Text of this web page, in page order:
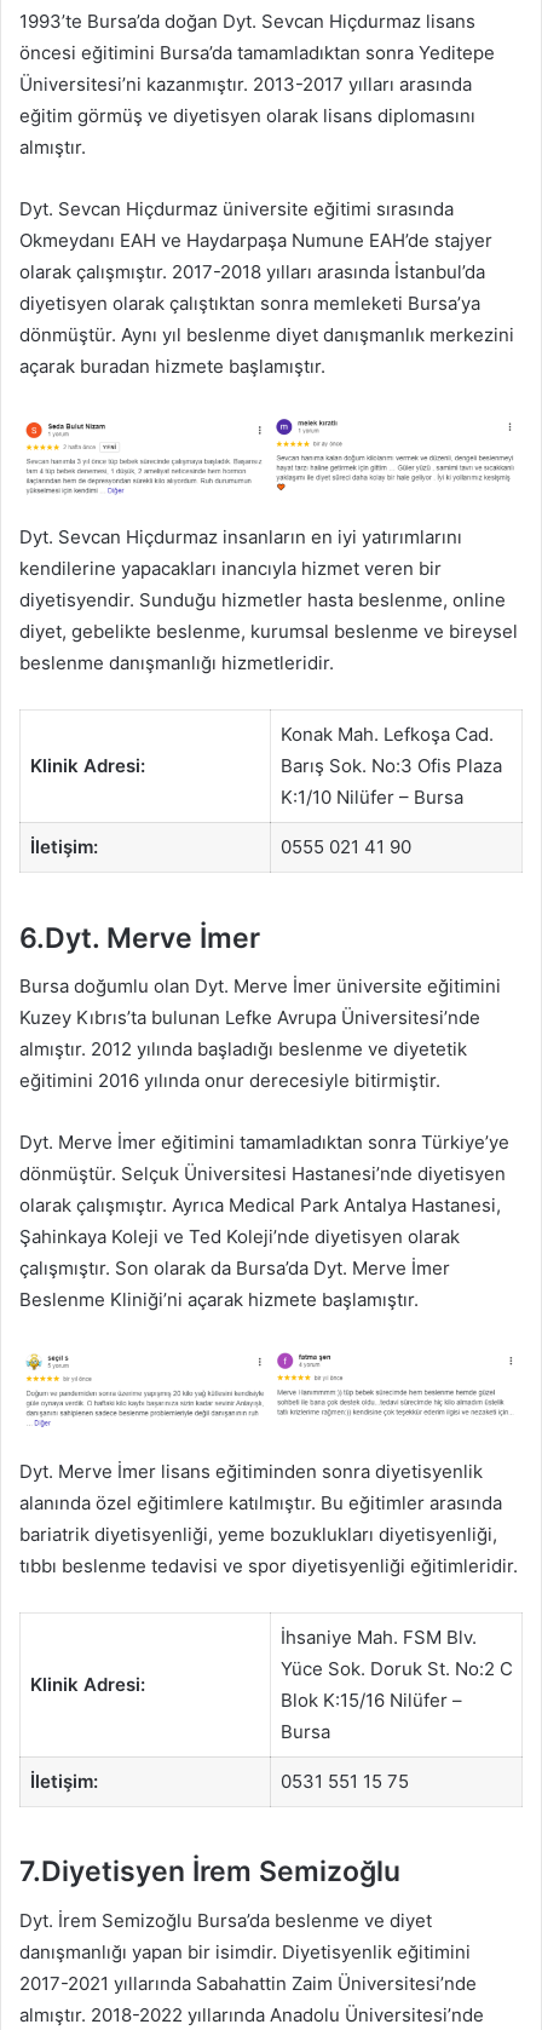
1993’te Bursa’da doğan Dyt. Sevcan Hiçdurmaz lisans
öncesi eğitimini Bursa’da tamamladıktan sonra Yeditepe
Üniversitesi’ni kazanmıştır. 2013-2017 yılları arasında
eğitim görmüş ve diyetisyen olarak lisans diplomasını
almıştır.
Dyt. Sevcan Hiçdurmaz üniversite eğitimi sırasında
Okmeydanı EAH ve Haydarpaşa Numune EAH’de stajyer
olarak çalışmıştır. 2017-2018 yılları arasında İstanbul’da
diyetisyen olarak çalıştıktan sonra memleketi Bursa’ya
dönmüştür. Aynı yıl beslenme diyet danışmanlık merkezini
açarak buradan hizmete başlamıştır.
Dyt. Sevcan Hiçdurmaz insanların en iyi yatırımlarını
kendilerine yapacakları inancıyla hizmet veren bir
diyetisyendir. Sunduğu hizmetler hasta beslenme, online
diyet, gebelikte beslenme, kurumsal beslenme ve bireysel
beslenme danışmanlığı hizmetleridir.
Klinik Adresi:
Konak Mah. Lefkoşa Cad.
Barış Sok. No:3 Ofis Plaza
K:1/10 Nilüfer – Bursa
İletişim: 0555 021 41 90
6.Dyt. Merve İmer
Bursa doğumlu olan Dyt. Merve İmer üniversite eğitimini
Kuzey Kıbrıs’ta bulunan Lefke Avrupa Üniversitesi’nde
almıştır. 2012 yılında başladığı beslenme ve diyetetik
eğitimini 2016 yılında onur derecesiyle bitirmiştir.
Dyt. Merve İmer eğitimini tamamladıktan sonra Türkiye’ye
dönmüştür. Selçuk Üniversitesi Hastanesi’nde diyetisyen
olarak çalışmıştır. Ayrıca Medical Park Antalya Hastanesi,
Şahinkaya Koleji ve Ted Koleji’nde diyetisyen olarak
çalışmıştır. Son olarak da Bursa’da Dyt. Merve İmer
Beslenme Kliniği’ni açarak hizmete başlamıştır.
Dyt. Merve İmer lisans eğitiminden sonra diyetisyenlik
alanında özel eğitimlere katılmıştır. Bu eğitimler arasında
bariatrik diyetisyenliği, yeme bozuklukları diyetisyenliği,
tıbbı beslenme tedavisi ve spor diyetisyenliği eğitimleridir.
Klinik Adresi:
İhsaniye Mah. FSM Blv.
Yüce Sok. Doruk St. No:2 C
Blok K:15/16 Nilüfer –
Bursa
İletişim: 0531 551 15 75
7.Diyetisyen İrem Semizoğlu
Dyt. İrem Semizoğlu Bursa’da beslenme ve diyet
danışmanlığı yapan bir isimdir. Diyetisyenlik eğitimini
2017-2021 yıllarında Sabahattin Zaim Üniversitesi’nde
almıştır. 2018-2022 yıllarında Anadolu Üniversitesi’nde